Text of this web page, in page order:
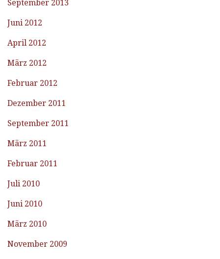
September 2013
Juni 2012
April 2012
März 2012
Februar 2012
Dezember 2011
September 2011
März 2011
Februar 2011
Juli 2010
Juni 2010
März 2010
November 2009